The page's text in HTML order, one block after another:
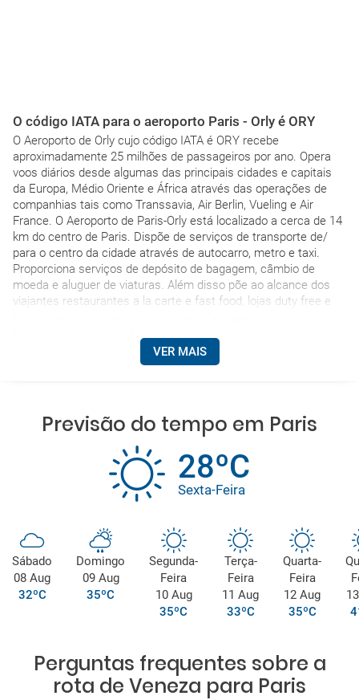
O código IATA para o aeroporto Paris - Orly é ORY
O Aeroporto de Orly cujo código IATA é ORY recebe
aproximadamente 25 milhões de passageiros por ano. Opera
voos diários desde algumas das principais cidades e capitais
da Europa, Médio Oriente e África através das operações de
companhias tais como Transsavia, Air Berlin, Vueling e Air
France. O Aeroporto de Paris-Orly está localizado a cerca de 14
km do centro de Paris. Dispõe de serviços de transporte de/
para o centro da cidade através de autocarro, metro e taxi.
Proporciona serviços de depósito de bagagem, câmbio de
moeda e aluguer de viaturas. Além disso põe ao alcance dos
viajantes restaurantes a la carte e fast food, lojas duty free e
VER MAIS
Previsão do tempo em Paris
28ºC
Sexta-Feira
Sábado
08 Aug
32ºC
Domingo
09 Aug
35ºC
Segunda-
Feira
10 Aug
35ºC
Terça-
Feira
11 Aug
33ºC
Quarta-
Feira
12 Aug
35ºC
Perguntas frequentes sobre a
rota de Veneza para Paris